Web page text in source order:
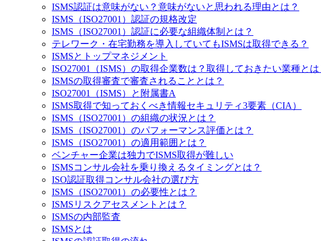
ISMS認証は意味がない？意味がないと思われる理由とは？
ISMS（ISO27001）認証の規格改定
ISMS（ISO27001）認証に必要な組織体制とは？
テレワーク・在宅勤務を導入していてもISMSは取得できる？
ISMSとトップマネジメント
ISO27001（ISMS）の取得企業数は？取得しておきたい業種とは
ISMSの取得審査で審査されることとは？
ISO27001（ISMS）と附属書A
ISMS取得で知っておくべき情報セキュリティ3要素（CIA）
ISMS（ISO27001）の組織の状況とは？
ISMS（ISO27001）のパフォーマンス評価とは？
ISMS（ISO27001）の適用範囲とは？
ベンチャー企業は独力でISMS取得が難しい
ISMSコンサル会社を乗り換えるタイミングとは？
ISO認証取得コンサル会社の選び方
ISMS（ISO27001）の必要性とは？
ISMSリスクアセスメントとは？
ISMSの内部監査
ISMSとは